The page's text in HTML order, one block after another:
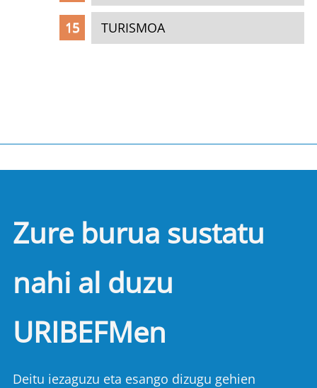
TURISMOA
Zure burua sustatu
nahi al duzu
URIBEFMen
Deitu iezaguzu eta esango dizugu gehien